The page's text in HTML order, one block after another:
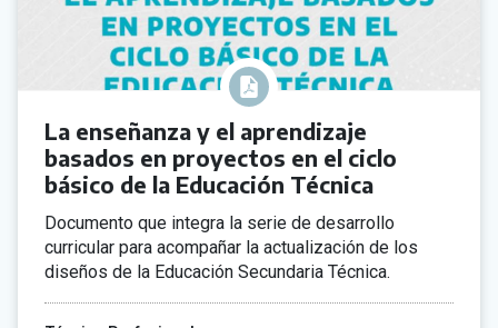
La enseñanza y el aprendizaje
basados en proyectos en el ciclo
básico de la Educación Técnica
Documento que integra la serie de desarrollo
curricular para acompañar la actualización de los
diseños de la Educación Secundaria Técnica.